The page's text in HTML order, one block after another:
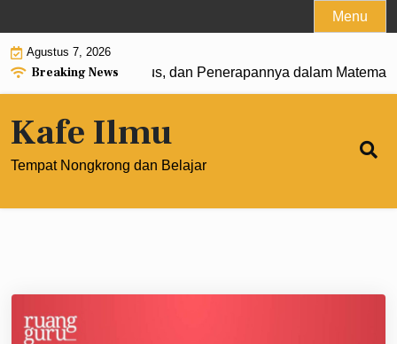
to
content
Menu
Agustus 7, 2026
Breaking News
Pengertian, Rumus, dan Penerapannya dalam Matematika
Kafe Ilmu
Tempat Nongkrong dan Belajar